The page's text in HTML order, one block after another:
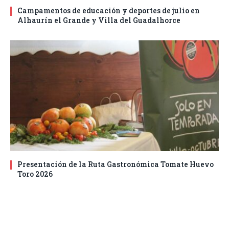
Campamentos de educación y deportes de julio en
Alhaurín el Grande y Villa del Guadalhorce
Presentación de la Ruta Gastronómica Tomate Huevo
Toro 2026